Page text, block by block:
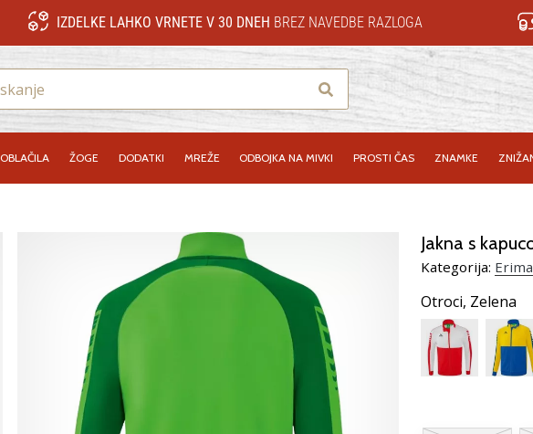
IZDELKE LAHKO VRNETE V 30 DNEH BREZ NAVEDBE RAZLOGA
Iskanje
OBLAČILA ŽOGE DODATKI MREŽE ODBOJKA NA MIVKI PROSTI ČAS ZNAMKE
Jakna s
Kategorija: Erima
Otroci, Zelena